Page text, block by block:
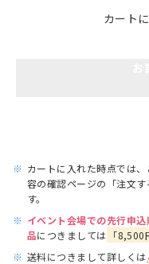
カート
※ カートに入れた時点では
容の確認ページの「注文
す。
※ イベント会場での先行申込
品につきましては 「
※ 送料につきまして詳しくは